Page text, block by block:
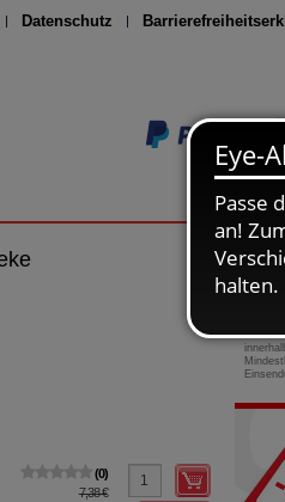
Datenschutz
0
7,38 €